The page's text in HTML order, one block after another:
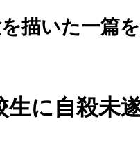
描いた一篇
生に自殺未